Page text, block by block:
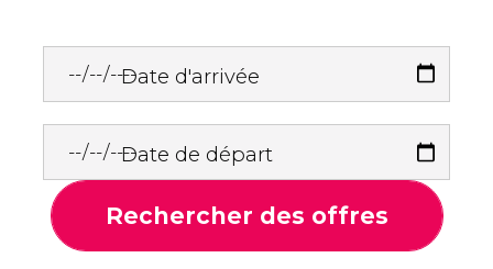
Date d'arrivée
Date de départ
Rechercher des offres